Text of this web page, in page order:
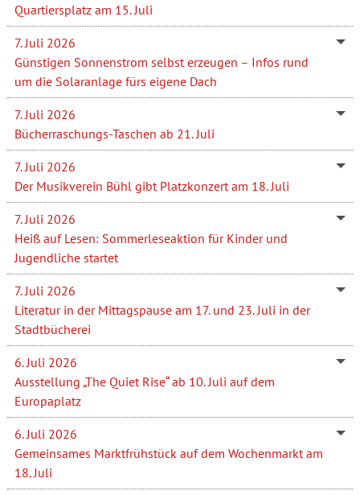
Quartiersplatz am 15. Juli
7. Juli 2026
Günstigen Sonnenstrom selbst erzeugen – Infos rund
um die Solaranlage fürs eigene Dach
7. Juli 2026
Bücherraschungs-Taschen ab 21. Juli
7. Juli 2026
Der Musikverein Bühl gibt Platzkonzert am 18. Juli
7. Juli 2026
Heiß auf Lesen: Sommerleseaktion für Kinder und
Jugendliche startet
7. Juli 2026
Literatur in der Mittagspause am 17. und 23. Juli in der
Stadtbücherei
6. Juli 2026
Ausstellung „The Quiet Rise“ ab 10. Juli auf dem
Europaplatz
6. Juli 2026
Gemeinsames Marktfrühstück auf dem Wochenmarkt am
18. Juli